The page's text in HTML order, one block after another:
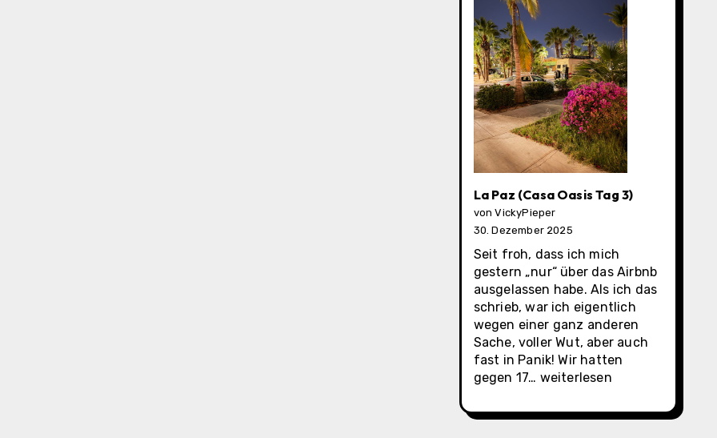
4)
La Paz (Casa Oasis Tag 3)
von VickyPieper
30. Dezember 2025
Seit froh, dass ich mich
gestern „nur“ über das Airbnb
ausgelassen habe. Als ich das
schrieb, war ich eigentlich
wegen einer ganz anderen
Sache, voller Wut, aber auch
fast in Panik! Wir hatten
gegen 17… La
(Casa
weiterlesen